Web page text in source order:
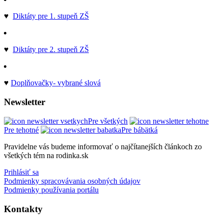
♥ Diktáty pre 1. stupeň ZŠ
♥ Diktáty pre 2. stupeň ZŠ
♥ Doplňovačky- vybrané slová
Newsletter
Pre všetkých
Pre tehotné
Pre bábätká
Pravidelne vás budeme informovať o najčítanejších článkoch zo
všetkých tém na rodinka.sk
Prihlásiť sa
Podmienky spracovávania osobných údajov
Podmienky používania portálu
Kontakty